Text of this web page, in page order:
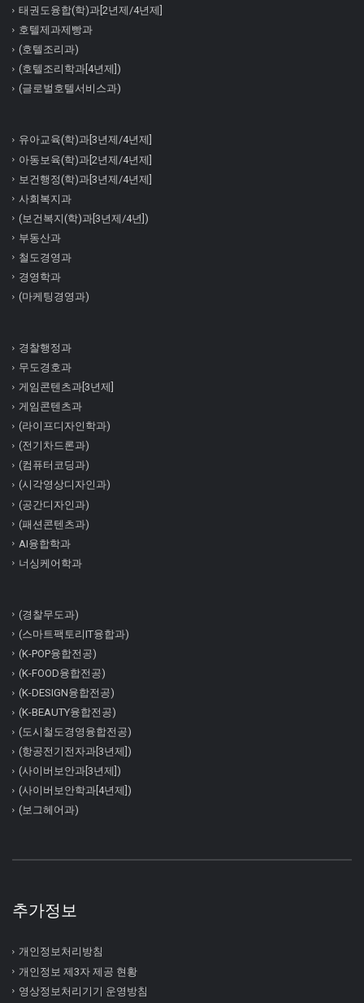
태권도융합(학)과[2년제/4년제]
호텔제과제빵과
(호텔조리과)
(호텔조리학과[4년제])
(글로벌호텔서비스과)
유아교육(학)과[3년제/4년제]
아동보육(학)과[2년제/4년제]
보건행정(학)과[3년제/4년제]
사회복지과
(보건복지(학)과[3년제/4년])
부동산과
철도경영과
경영학과
(마케팅경영과)
경찰행정과
무도경호과
게임콘텐츠과[3년제]
게임콘텐츠과
(라이프디자인학과)
(전기차드론과)
(컴퓨터코딩과)
(시각영상디자인과)
(공간디자인과)
(패션콘텐츠과)
AI융합학과
너싱케어학과
(경찰무도과)
(스마트팩토리IT융합과)
(K-POP융합전공)
(K-FOOD융합전공)
(K-DESIGN융합전공)
(K-BEAUTY융합전공)
(도시철도경영융합전공)
(항공전기전자과[3년제])
(사이버보안과[3년제])
(사이버보안학과[4년제])
(보그헤어과)
추가정보
개인정보처리방침
개인정보 제3자 제공 현황
영상정보처리기기 운영방침